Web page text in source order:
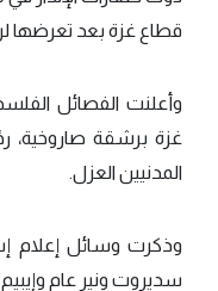
قطاع غزة بعد تعرضها
وأعلنت الفصائل
غزة برشقة صاروخية،
المدنيين العزل.
وذكرت وسائل إعلام
سديروت ونير عام